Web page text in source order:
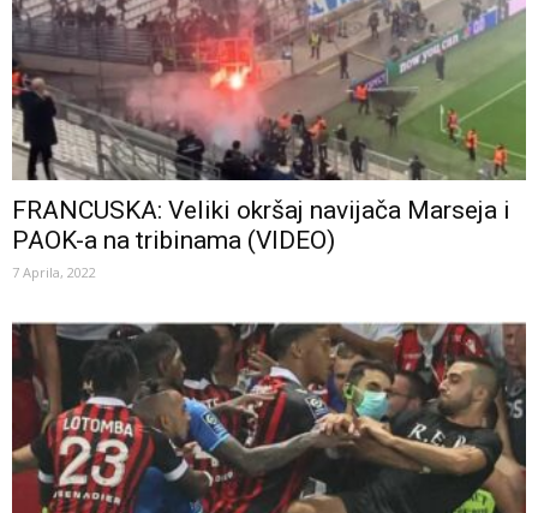
FRANCUSKA: Veliki okršaj navijača Marseja i
PAOK-a na tribinama (VIDEO)
7 Aprila, 2022